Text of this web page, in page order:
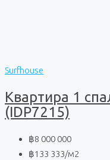
Surfhouse
Квартира 1
(IDP7215)
฿8 000 000
฿133 333/м2